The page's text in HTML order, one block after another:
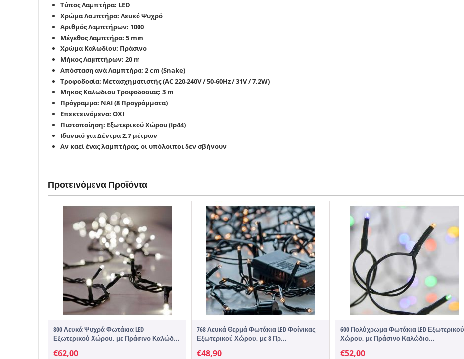
Τύπος Λαμπτήρα: LED
Χρώμα Λαμπτήρα: Λευκό Ψυχρό
Αριθμός Λαμπτήρων: 1000
Μέγεθος Λαμπτήρα: 5 mm
Χρώμα Καλωδίου: Πράσινο
Μήκος Λαμπτήρων: 20 m
Απόσταση ανά Λαμπτήρα: 2 cm (Snake)
Τροφοδοσία: Μετασχηματιστής (AC 220-240V / 50-60Hz / 31V / 7,2W)
Μήκος Καλωδίου Τροφοδοσίας: 3 m
Πρόγραμμα: ΝΑΙ (8 Προγράμματα)
Επεκτεινόμενα: ΟΧΙ
Πιστοποίηση: Εξωτερικού Χώρου (Ip44)
Ιδανικό για Δέντρα 2,7 μέτρων
Αν καεί ένας λαμπτήρας, οι υπόλοιποι δεν σβήνουν
Προτεινόμενα Προϊόντα
800 Λευκά Ψυχρά Φωτάκια LED
Εξωτερικού Χώρου, με Πράσινο Καλώδ...
€62,00
768 Λευκά Θερμά Φωτάκια LED Φοίνικας
Εξωτερικού Χώρου, με 8 Πρ...
€48,90
600 Πολύχρωμα Φωτάκια LED Εξωτερικού
Χώρου, με Πράσινο Καλώδιο...
€52,00